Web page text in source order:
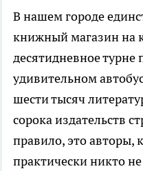
В нашем городе
книжный магазин на
десятидневное турне
удивительном
шести тысяч
сорока издательств
правило, это авторы,
практически никто не